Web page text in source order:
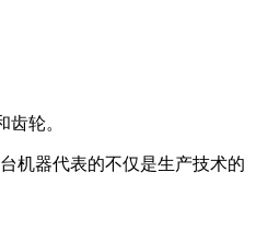
轮。
机器代表的不仅是生产技术的